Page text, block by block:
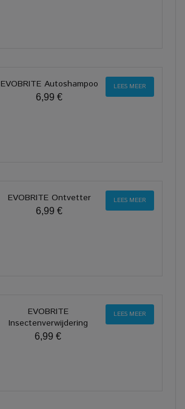
EVOBRITE Autoshampoo
6,99 €
LEES MEER
EVOBRITE Ontvetter
6,99 €
LEES MEER
EVOBRITE
Insectenverwijdering
6,99 €
LEES MEER